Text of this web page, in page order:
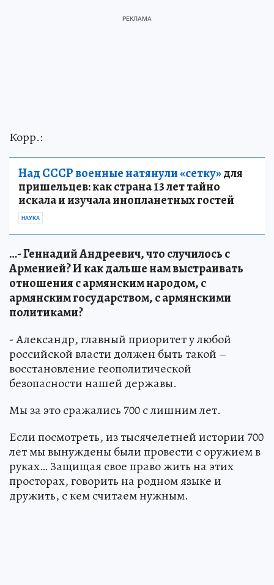
Корр.:
Над СССР военные натянули «сетку»для
пришельцев: как страна 13 лет тайно
искала и изучала инопланетных гостей
НАУКА
…- Геннадий Андреевич, что случилось с
Арменией? И как дальше нам выстраивать
отношения с армянским народом, с
армянским государством, с армянскими
политиками?
- Александр, главный приоритет у любой
российской власти должен быть такой –
восстановление геополитической
безопасности нашей державы.
Мы за это сражались 700 с лишним лет.
Если посмотреть, из тысячелетней истории 700
лет мы вынуждены были провести с оружием в
руках… Защищая свое право жить на этих
просторах, говорить на родном языке и
дружить, с кем считаем нужным.